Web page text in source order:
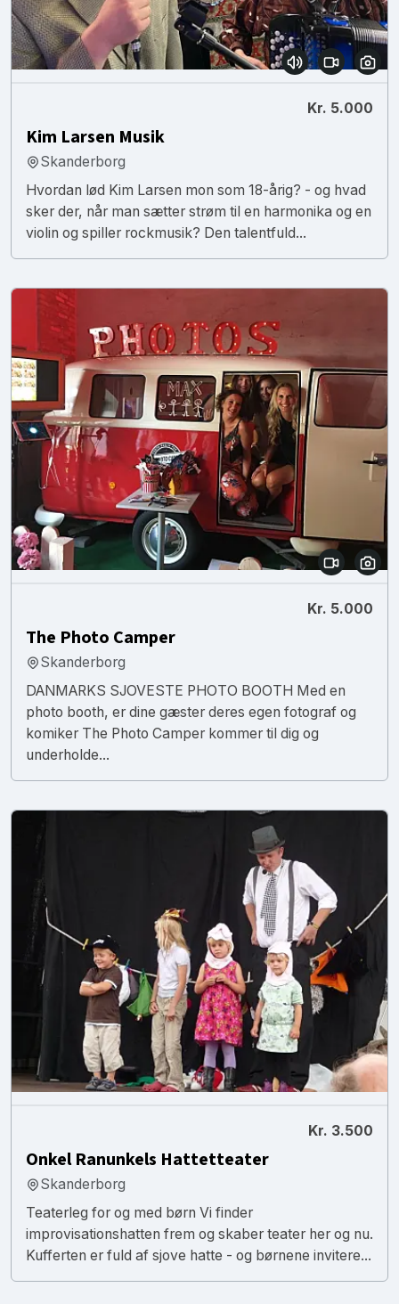
Kr. 5.000
Kim Larsen Musik
Skanderborg
Hvordan lød Kim Larsen mon som 18-årig? - og hvad
sker der, når man sætter strøm til en harmonika og en
violin og spiller rockmusik? Den talentfuld...
Kr. 5.000
The Photo Camper
Skanderborg
DANMARKS SJOVESTE PHOTO BOOTH Med en
photo booth, er dine gæster deres egen fotograf og
komiker The Photo Camper kommer til dig og
underholde...
Kr. 3.500
Onkel Ranunkels Hattetteater
Skanderborg
Teaterleg for og med børn Vi finder
improvisationshatten frem og skaber teater her og nu.
Kufferten er fuld af sjove hatte - og børnene invitere...